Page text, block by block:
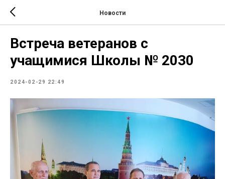
Новости
Встреча ветеранов с
учащимися Школы № 2030
2024-02-29 22:49